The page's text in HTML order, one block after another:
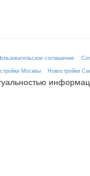
соглашение
Москвы Новостройки